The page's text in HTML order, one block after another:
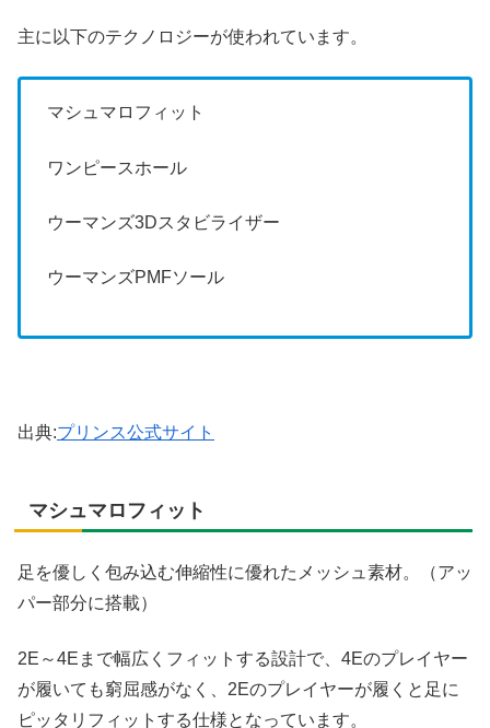
主に以下のテクノロジーが使われています。
マシュマロフィット
ワンピースホール
ウーマンズ3Dスタビライザー
ウーマンズPMFソール
出典:プリンス公式サイト
マシュマロフィット
足を優しく包み込む伸縮性に優れたメッシュ素材。（アッ
パー部分に搭載）
2E～4Eまで幅広くフィットする設計で、4Eのプレイヤー
が履いても窮屈感がなく、2Eのプレイヤーが履くと足に
ピッタリフィットする仕様となっています。